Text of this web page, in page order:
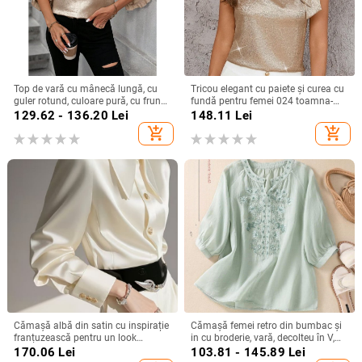
Top de vară cu mânecă lungă, cu
guler rotund, culoare pură, cu frunze
de lotus, pentru femei, stil simplu,
Amazon, export transfrontalier
european și american, 2025
129.62 - 136.20 Lei
add_shopping_cart
Tricou elegant cu paiete și curea cu
fundă pentru femei 024 toamna-
iarna nou, mânecă zburătoare,
148.11 Lei
add_shopping_cart
Cămașă albă din satin cu inspirație
franțuzească pentru un look
elegant la birou
170.06 Lei
Cămașă femei retro din bumbac și
in cu broderie, vară, decolteu în V,
croială lejeră, culoare solidă,
103.81 - 145.89 Lei